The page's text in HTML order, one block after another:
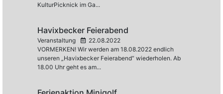
KulturPicknick im Ga...
Havixbecker Feierabend
Veranstaltung
22.08.2022
VORMERKEN! Wir werden am 18.08.2022 endlich
unseren „Havixbecker Feierabend“ wiederholen. Ab
18.00 Uhr geht es am...